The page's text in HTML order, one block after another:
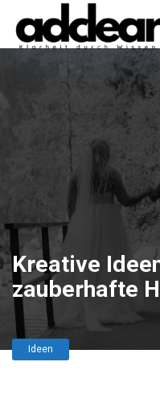
Kreative
zauberhafte
Ideen